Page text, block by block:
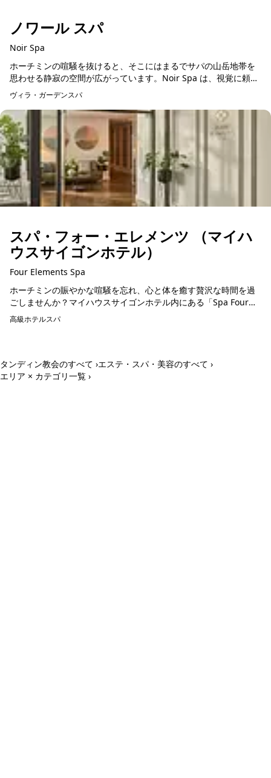
ノワール スパ
Noir Spa
ホーチミンの喧騒を抜けると、そこにはまるでサパの山岳地帯を
思わせる静寂の空間が広がっています。Noir Spa は、視覚に頼ら
ない研ぎ澄まされた手技で、疲れた身体をじっくりとほぐすマッ
サージと、...
ヴィラ・ガーデンスパ予約可能
スパ・フォー・エレメンツ （マイハ
ウスサイゴンホテル）
Four Elements Spa
ホーチミンの賑やかな喧騒を忘れ、心と体を癒す贅沢な時間を過
ごしませんか？マイハウスサイゴンホテル内にある「Spa Four
Elements」は、都会の喧騒から解放される至福の空間。穏やか
な...
高級ホテルスパ予約可能
タンディン教会のすべて ›エステ・スパ・美容のすべて ›
エリア × カテゴリ一覧 ›